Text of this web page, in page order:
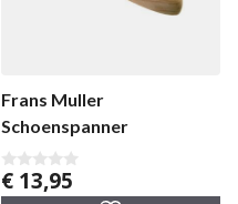
Frans Muller
Schoenspanner
0
v
€ 13,95